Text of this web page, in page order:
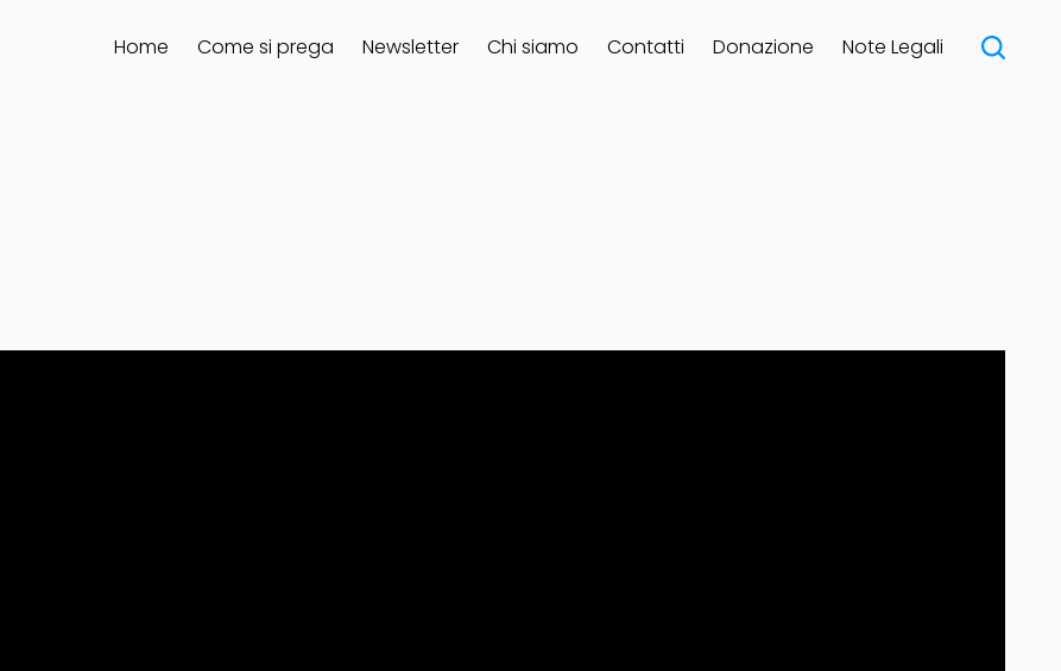
Home Come si prega Newsletter Chi siamo Contatti Donazione Note Legali